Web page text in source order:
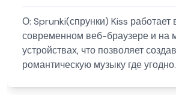
О: Sprunki(спрунки) Kiss
современном веб-браузере и на
устройствах, что позволяет
романтическую музыку где угодно.